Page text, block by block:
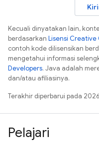
Kecuali dinyatakan lain,
berdasarkan Lisensi Creative
contoh kode dilisensikan
mengetahui informasi
Developers. Java adalah
dan/atau afiliasinya.
Terakhir diperbarui pada
Pelajari